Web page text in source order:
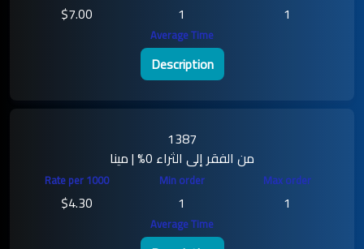
$7.00
1 1
Description
1387
من الفقر إلى الثراء 0% | مينا
$4.30
1 1